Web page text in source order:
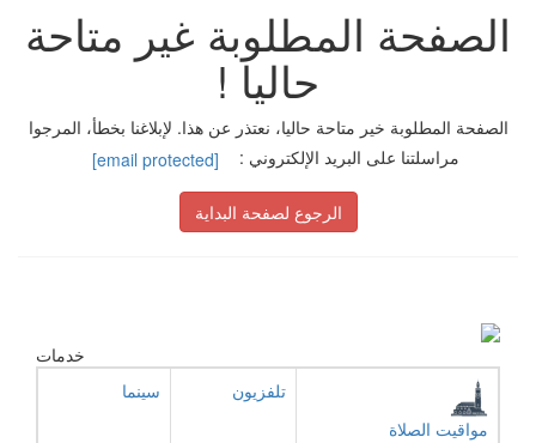
الصفحة المطلوبة غير متاحة
حاليا !
الصفحة المطلوبة خير متاحة حاليا، نعتذر عن هذا. لإبلاغنا بخطأ، المرجوا
مراسلتنا على البريد الإلكتروني :
[email protected]
الرجوع لصفحة البداية
خدمات
مواقيت الصلاة
تلفزيون سينما